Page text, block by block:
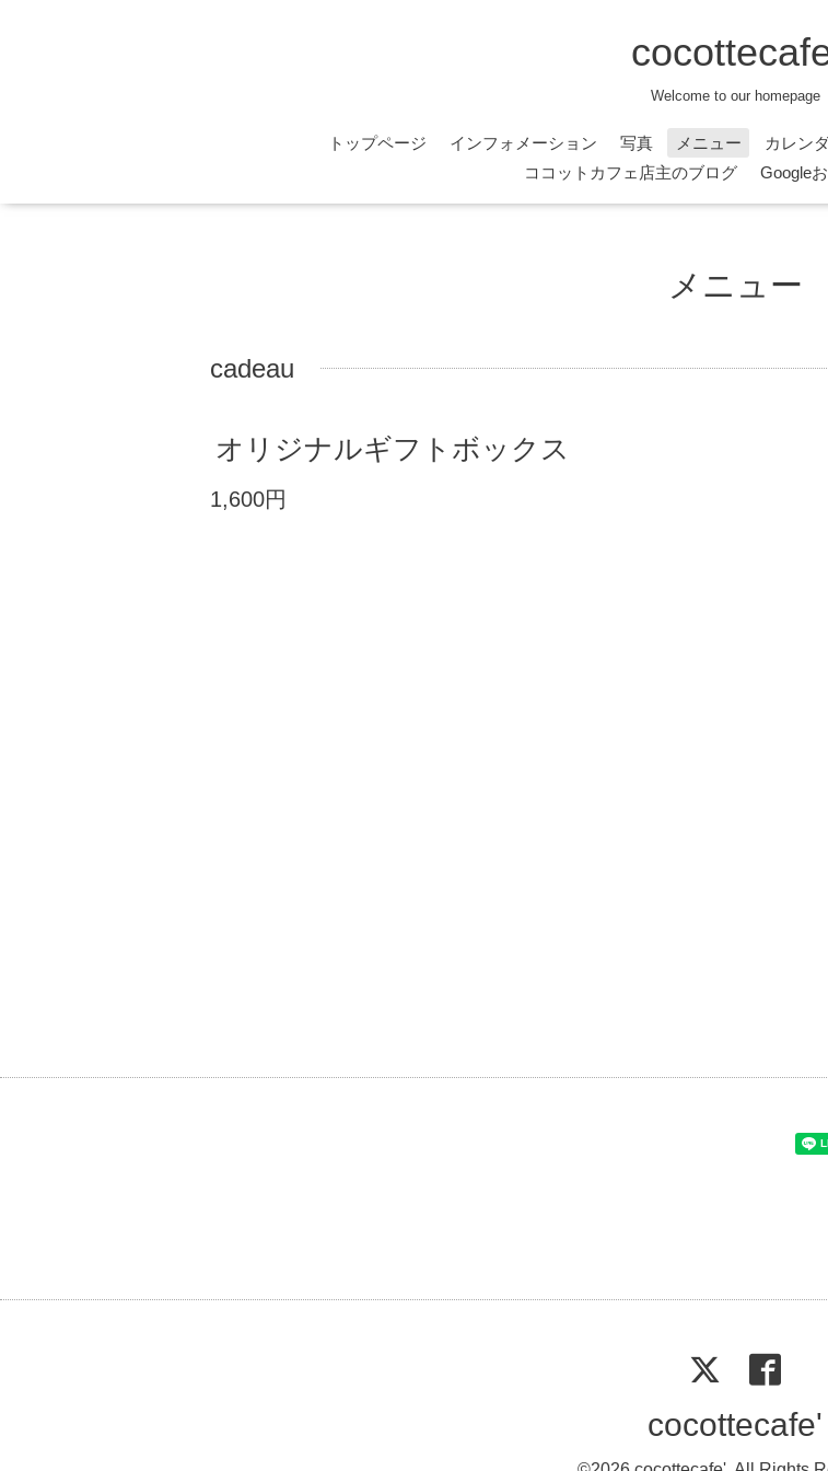
Welcome to our homepage
トップページ インフォメーション 写真 メニュー カレン
ココットカフェ店主のブログ
Google
メニュー
cadeau
オリジナルギフトボックス
1,600円
cocottecafe'